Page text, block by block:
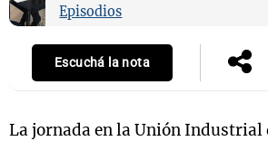
Episodios
Escuchá la nota
La jornada en la Unión Industrial